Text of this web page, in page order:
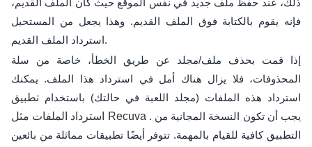
ذلك، عند حفظ ملف جديد في نفس الموقع حيث كان الملف القديم،
فإنه يقوم بالكتابة فوق الملف القديم. وهذا يجعل من المستحيل
استرداد الملف القديم.
إذا قمت بحذف ملف/مجلد عن طريق الخطأ، خاصة من سلة
المحذوفات، فلا يزال هناك أمل في استرداد هذا الملف. يمكنك
استرداد هذه الملفات (مجلد اللعبة في حالتك) باستخدام تطبيق
استرداد الملفات مثل Recuva . يجب أن تكون النسخة المجانية من
التطبيق كافية للقيام بالمهمة. تتوفر أيضًا تطبيقات مماثلة من بائعين